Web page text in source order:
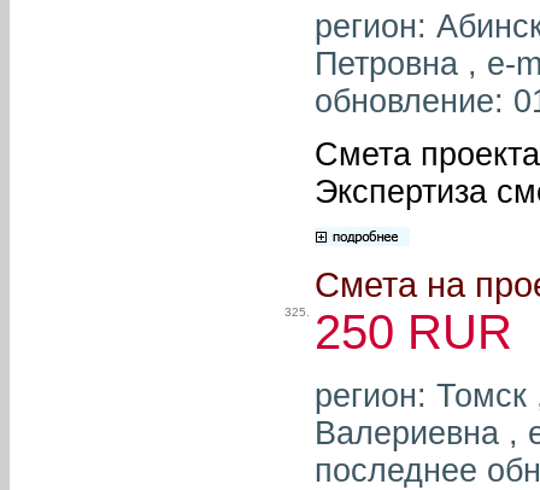
регион:
Петровна , e-
обновление:
Смета
Экспертиза
325.
Смета на
250 RUR
регион:
Валериевна ,
последнее